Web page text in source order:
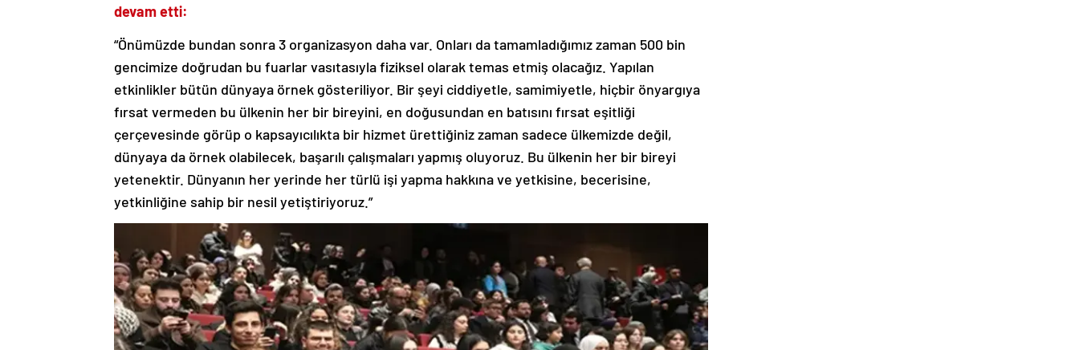
devam etti:
“Önümüzde bundan sonra 3 organizasyon daha var. Onları da tamamladığımız zaman 500 bin
gencimize doğrudan bu fuarlar vasıtasıyla fiziksel olarak temas etmiş olacağız. Yapılan
etkinlikler bütün dünyaya örnek gösteriliyor. Bir şeyi ciddiyetle, samimiyetle, hiçbir önyargıya
fırsat vermeden bu ülkenin her bir bireyini, en doğusundan en batısını fırsat eşitliği
çerçevesinde görüp o kapsayıcılıkta bir hizmet ürettiğiniz zaman sadece ülkemizde değil,
dünyaya da örnek olabilecek, başarılı çalışmaları yapmış oluyoruz. Bu ülkenin her bir bireyi
yetenektir. Dünyanın her yerinde her türlü işi yapma hakkına ve yetkisine, becerisine,
yetkinliğine sahip bir nesil yetiştiriyoruz.”